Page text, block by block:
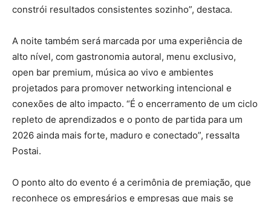
constrói resultados consistentes sozinho”, destaca.
A noite também será marcada por uma experiência de
alto nível, com gastronomia autoral, menu exclusivo,
open bar premium, música ao vivo e ambientes
projetados para promover networking intencional e
conexões de alto impacto. “É o encerramento de um ciclo
repleto de aprendizados e o ponto de partida para um
2026 ainda mais forte, maduro e conectado”, ressalta
Postai.
O ponto alto do evento é a cerimônia de premiação, que
reconhece os empresários e empresas que mais se